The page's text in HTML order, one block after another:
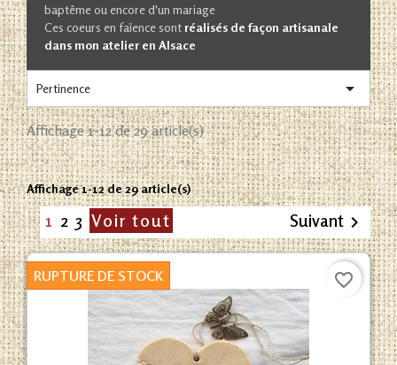
baptême ou encore d'un mariage
Ces coeurs en faïence sontréalisés de façon artisanale
dans mon atelier en Alsace
Pertinence 
Affichage 1-12 de 29 article(s)
Affichage 1-12 de 29 article(s)
1 2 3 Suivant 
Voir tout
RUPTURE DE STOCK favorite_border